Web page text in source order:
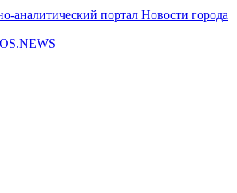
аналитический портал Новости города